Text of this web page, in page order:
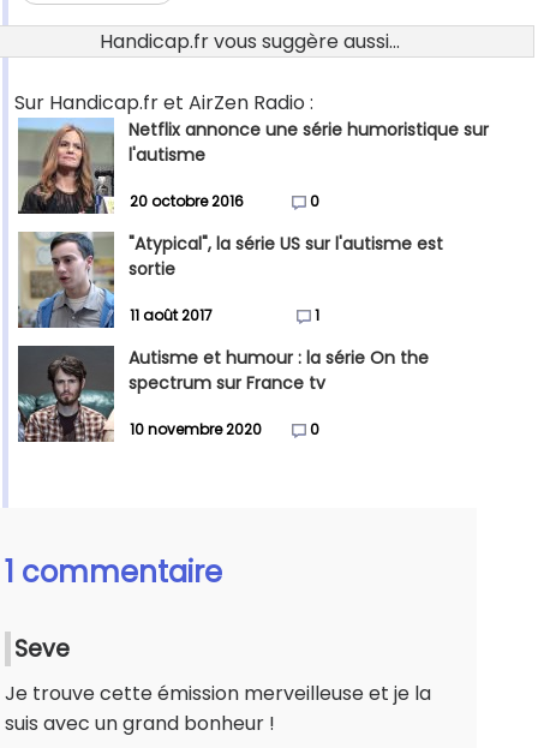
Handicap.fr vous suggère aussi...
Sur Handicap.fr et AirZen Radio :
Netflix annonce une série humoristique sur
l'autisme
20 octobre 2016 0
"Atypical", la série US sur l'autisme est
sortie
11 août 2017 1
Autisme et humour : la série On the
spectrum sur France tv
10 novembre 2020 0
1 commentaire
Seve
Je trouve cette émission merveilleuse et je la
suis avec un grand bonheur !